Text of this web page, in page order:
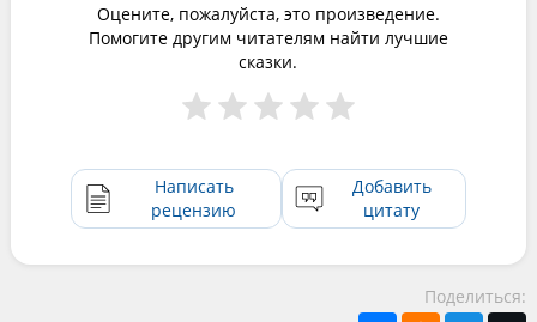
Оцените, пожалуйста, это произведение.
Помогите другим читателям найти лучшие
сказки.
Написать
рецензию
Добавить
цитату
Поделиться: